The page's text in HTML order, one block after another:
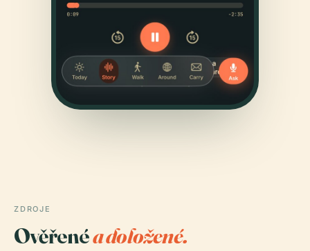
ZDROJE
Ověřenéa doložené.